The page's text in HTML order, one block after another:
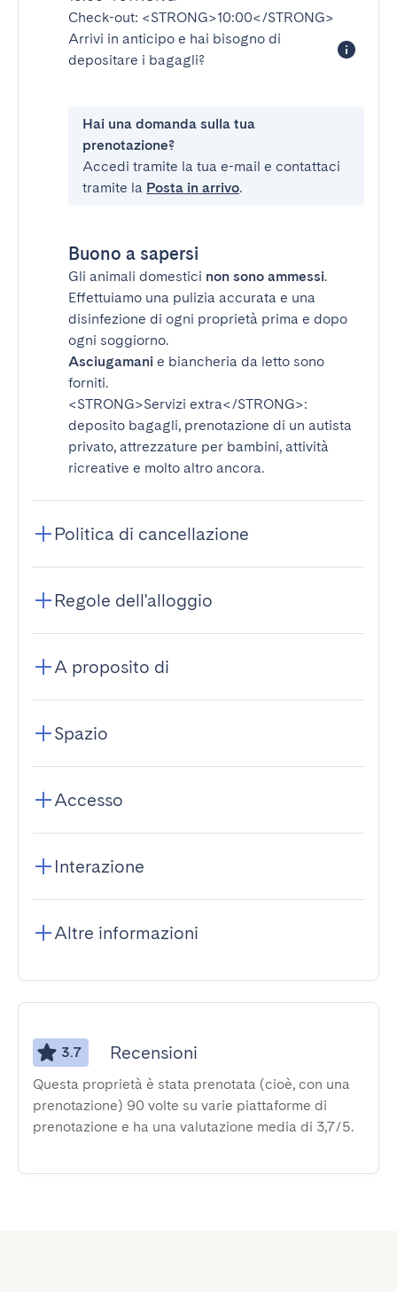
Check-out: <STRONG>10:00</STRONG>
Arrivi in anticipo e hai bisogno di
depositare i bagagli?
Hai una domanda sulla tua
prenotazione?
Accedi tramite la tua e-mail e contattaci
tramite la Posta in arrivo.
Buono a sapersi
Gli animali domestici non sono ammessi.
Effettuiamo una pulizia accurata e una
disinfezione di ogni proprietà prima e dopo
ogni soggiorno.
Asciugamani e biancheria da letto sono
forniti.
<STRONG>Servizi extra</STRONG>:
deposito bagagli, prenotazione di un autista
privato, attrezzature per bambini, attività
ricreative e molto altro ancora.
Politica di cancellazione
Regole dell'alloggio
A proposito di
Spazio
Accesso
Interazione
Altre informazioni
3.7 Recensioni
Questa proprietà è stata prenotata (cioè, con una
prenotazione) 90 volte su varie piattaforme di
prenotazione e ha una valutazione media di 3,7/5.